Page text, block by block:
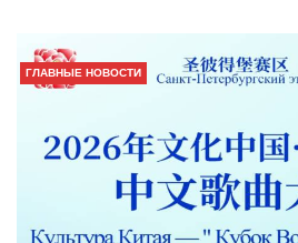
ГЛАВНЫЕ НОВОСТИ